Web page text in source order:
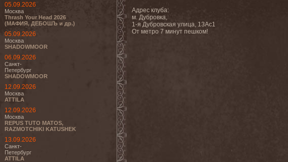
05.09.2026
Москва
Thrash Your Head 2026
(МАФИЯ, ДЕБОШЪ и др.)
05.09.2026
Москва
SHADOWMOOR
06.09.2026
Санкт-
Петербург
SHADOWMOOR
12.09.2026
Москва
ATTILA
12.09.2026
Москва
REPUS TUTO MATOS,
RAZMOTCHIKI KATUSHEK
13.09.2026
Санкт-
Петербург
ATTILA
Адрес клуба:
м. Дубровка,
1-я Дубровская улица, 13Ас1
От метро 7 минут пешком!